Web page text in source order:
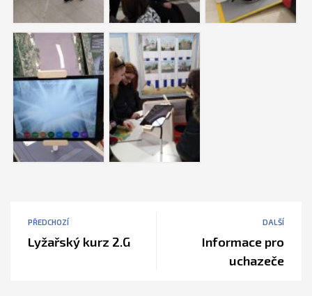
PŘEDCHOZÍ
Lyžařský kurz 2.G
DALŠÍ
Informace pro
uchazeče